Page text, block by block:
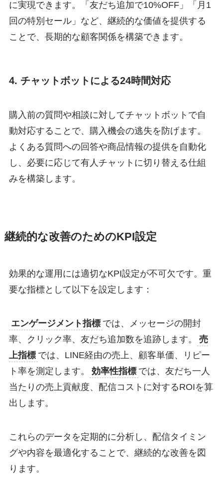
に実現できます。「友だち追加で10%OFF」「月1
回の特別セール」など、継続的な価値を提供する
ことで、長期的な顧客関係を構築できます。
4. チャットボットによる24時間対応
購入前の質問や相談に対してチャットボットで自
動対応することで、購入機会の逃失を防げます。
よくある質問への回答や商品情報の提供を自動化
し、必要に応じて有人チャットに切り替える仕組
みを構築します。
継続的な改善のためのKPI設定
効果的な運用には適切なKPI設定が不可欠です。重
要な指標として以下を設定します：
エンゲージメント指標 では、メッセージの開封
率、クリック率、友だち追加数を追跡します。
売
上指標 では、LINE経由の売上、顧客単価、リピー
ト率を測定します。
効率性指標 では、友だち一人
当たりの売上貢献度、配信コストに対するROIを算
出します。
これらのデータを定期的に分析し、配信タイミン
グや内容を最適化することで、継続的な改善を図
ります。